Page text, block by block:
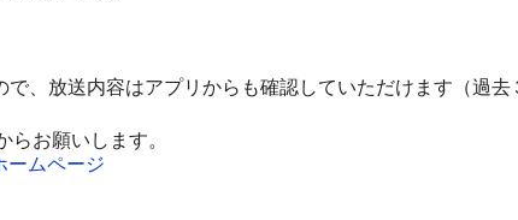
、放送内容はアプリからも確認していただけます（過去
お願いします。
ームページ